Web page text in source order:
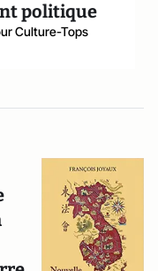
politique
Culture-Tops